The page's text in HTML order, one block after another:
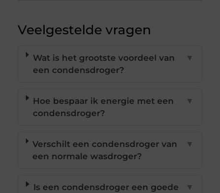
Veelgestelde vragen
Wat is het grootste voordeel van
een condensdroger?
▼
Hoe bespaar ik energie met een
condensdroger?
▼
Verschilt een condensdroger van
een normale wasdroger?
▼
Is een condensdroger een goede
▼